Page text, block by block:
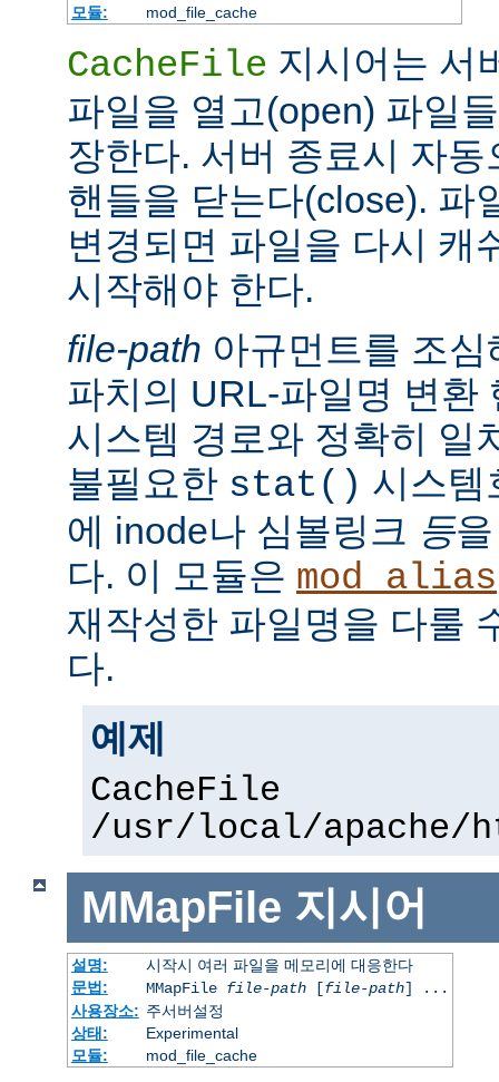
모듈:
mod_file_cache
CacheFile 지시어는 서
파일을 열고(open) 파일
장한다. 서버 종료시 자
핸들을 닫는다(close). 파
변경되면 파일을 다시 캐
시작해야 한다.
file-path 아규먼트를 조
파치의 URL-파일명 변환
시스템 경로와 정확히 일
불필요한 stat() 시스템
에 inode나 심볼링크 등
다. 이 모듈은 mod_alias
재작성한 파일명을 다룰
다.
예제
CacheFile
/usr/local/apache/
MMapFile 지시어
설명:
시작시 여러 파일을 메모리에 대응한다
문법:
MMapFile file-path[file-path] ...
사용장소: 주서버설정
상태:
Experimental
모듈:
mod_file_cache